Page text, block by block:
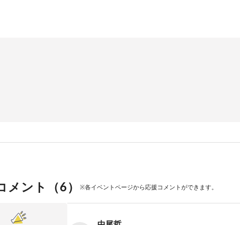
メント（6） ※各イベントページから応援コメントができます。